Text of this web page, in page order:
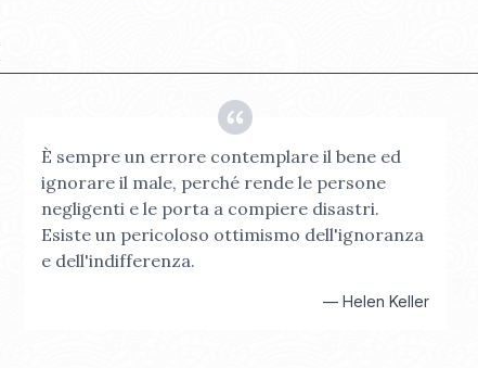
È sempre un errore contemplare il bene ed
ignorare il male, perché rende le persone
negligenti e le porta a compiere disastri.
Esiste un pericoloso ottimismo dell'ignoranza
e dell'indifferenza.
— Helen Keller